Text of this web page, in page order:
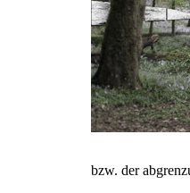
bzw. der